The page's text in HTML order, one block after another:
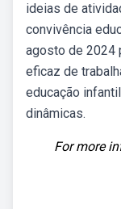
ideias de
convivência
agosto de 2024
eficaz de
educação
dinâmicas.
For more